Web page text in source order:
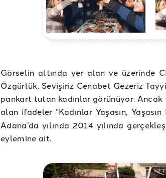
Görselin altında yer alan ve üzerinde
Özgürlük. Sevişiriz Cenabet Gezeriz
pankart tutan kadınlar görünüyor.
alan ifadeler “Kadınlar Yaşasın, Yaşasın
Adana’da yılında 2014 yılında
eylemine ait.